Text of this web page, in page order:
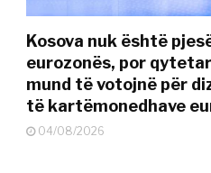
Kosova nuk është
eurozonës, por
mund të votojnë për
të kartëmonedhave
04/08/2026